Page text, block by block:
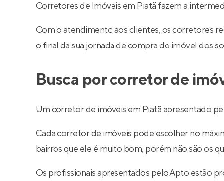
Corretores de Imóveis em Piatã fazem a
Com o atendimento aos clientes, os corretores
o final da sua jornada de compra do imóvel dos
Busca por corretor de
Um corretor de imóveis em Piatã apresentado
Cada corretor de imóveis pode escolher no
bairros que ele é muito bom, porém não são os
Os profissionais apresentados pelo Apto estão